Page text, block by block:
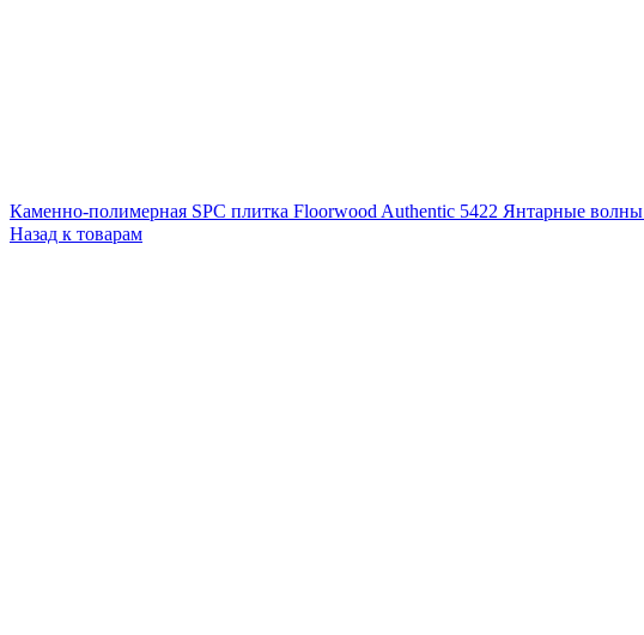
Каменно-полимерная SPC плитка Floorwood Authentic 5422 Янтарные волны
Назад к товарам